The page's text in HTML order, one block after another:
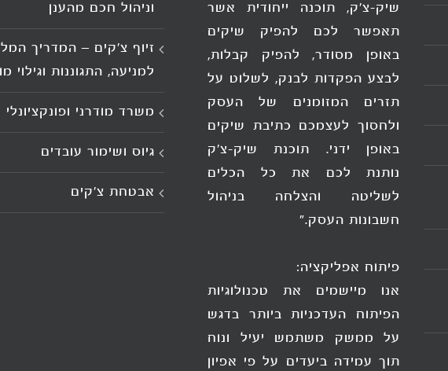
שיק-צ'ק, תוכנה ייחודית אשר
תאפשר לכם להפיק שיקים
באופן מסודר, להפיק קבלות,
לבצע הפקדות לבנק, לשלוט על
תזרים המזומנים של העסק
ולחסוך לעצמכם כתיבת שיקים
באופן ידני. תוכנת שיק-צ'ק
נותנת לכם את כל הכלים
לשליטה והצלחה בניהול
חשבונות העסק."
פיתוח אפליקציה:
אנו מיישמים את טכנולוגיות
הפיתוח העדכניות ביותר בדגש
על ממשק משתמש יעיל ונוח
תוך עמידה ביעדים על פי אפיון
וניהול חכם מהענן
זיוף צ'קים – המדריך
למניעה, התגוננות וגילוי
משרד מודרני ופונקציונלי
גיוס ושימור עובדים
אבטחת צ'קים